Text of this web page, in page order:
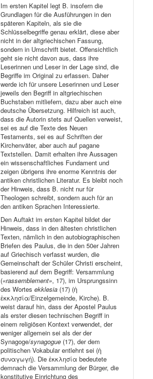
Im ersten Kapitel legt B. insofern die
Grundlagen für die Ausführungen in den
späteren Kapiteln, als sie die
Schlüsselbegriffe genau erklärt, diese aber
nicht in der altgriechischen Fassung,
sondern in Umschrift bietet. Offensichtlich
geht sie nicht davon aus, dass ihre
Leserinnen und Leser in der Lage sind, die
Begriffe im Original zu erfassen. Daher
werde ich für unsere Leserinnen und Leser
jeweils den Begriff in altgriechischen
Buchstaben mitliefern, dazu aber auch eine
deutsche Übersetzung. Hilfreich ist auch,
dass die Autorin stets auf Quellen verweist,
sei es auf die Texte des Neuen
Testaments, sei es auf Schriften der
Kirchenväter, aber auch auf pagane
Textstellen. Damit erhalten ihre Aussagen
ein wissenschaftliches Fundament und
zeigen übrigens ihre enorme Kenntnis der
antiken christlichen Literatur. Es bleibt noch
der Hinweis, dass B. nicht nur für
Theologen schreibt, sondern auch für an
den antiken Sprachen Interessierte.
Den Auftakt im ersten Kapitel bildet der
Hinweis, dass in den ältesten christlichen
Texten, nämlich in den autobiographischen
Briefen des Paulus, die in den 50er Jahren
auf Griechisch verfasst wurden, die
Gemeinschaft der Schüler Christi erscheint,
basierend auf dem Begriff: Versammlung
(«rassemblement», 17), im Ursprungssinn
des Wortesekklesia (17) (ἡ
ἐκκλησία/Einzelgemeinde, Kirche). B.
weist darauf hin, dass der Apostel Paulus
als erster diesen technischen Begriff in
einem religiösen Kontext verwendet, der
weniger allgemein sei als der der
Synagoge/synagogue (17), der dem
politischen Vokabular entlehnt sei (ἡ
συναγωγή). Die ἐκκλησία bedeutete
demnach die Versammlung der Bürger, die
konstitutive Einrichtung des